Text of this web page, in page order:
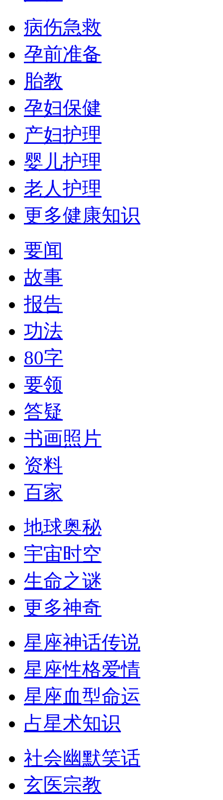
病伤急救
孕前准备
胎教
孕妇保健
产妇护理
婴儿护理
老人护理
更多健康知识
要闻
故事
报告
功法
80字
要领
答疑
书画照片
资料
百家
地球奥秘
宇宙时空
生命之谜
更多神奇
星座神话传说
星座性格爱情
星座血型命运
占星术知识
社会幽默笑话
玄医宗教